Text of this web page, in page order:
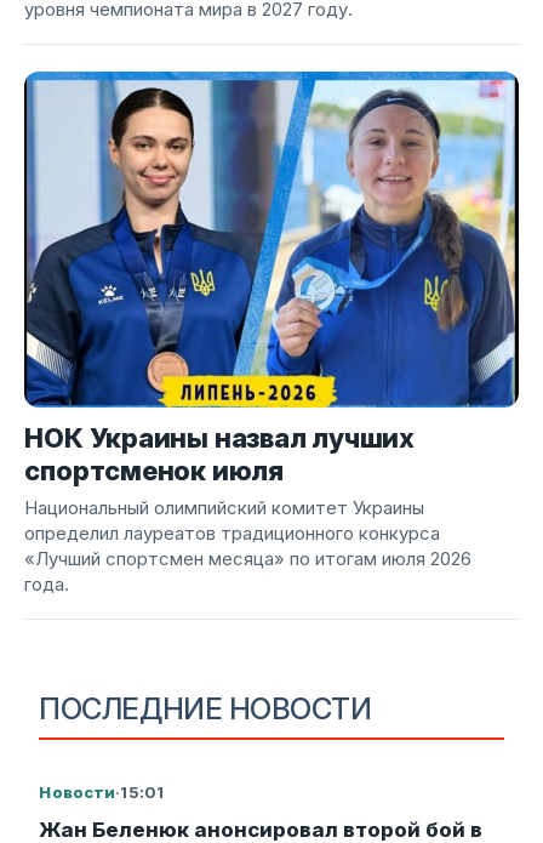
ПОСЛЕДНИЕ НОВОСТИ
Новости·15:01
Жан Беленюк анонсировал второй бой в
уровня чемпионата мира в 2027 году.
НОК Украины назвал лучших
спортсменок июля
Национальный олимпийский комитет Украины
определил лауреатов традиционного конкурса
«Лучший спортсмен месяца» по итогам июля 2026
года.